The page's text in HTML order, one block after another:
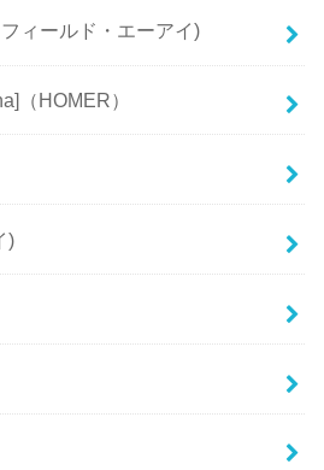
ィールド・エーアイ)
（HOMER）
)